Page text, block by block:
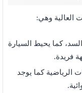
العالية وهي:
السد، كما يحيط السيارة
فريدة.
الرياضية كما يوجد